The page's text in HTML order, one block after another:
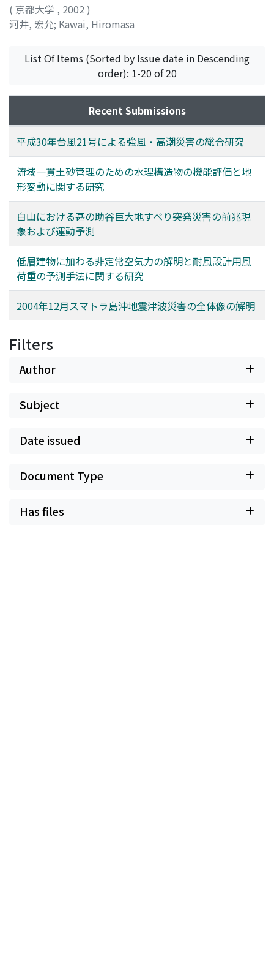
( 京都大学 , 2002 )
河井, 宏允; Kawai, Hiromasa
List Of Items (Sorted by Issue date in Descending
order): 1-20 of 20
Recent Submissions
平成30年台風21号による強風・高潮災害の総合研究
流域一貫土砂管理のための水理構造物の機能評価と地
形変動に関する研究
白山における甚の助谷巨大地すべり突発災害の前兆現
象および運動予測
低層建物に加わる非定常空気力の解明と耐風設計用風
荷重の予測手法に関する研究
2004年12月スマトラ島沖地震津波災害の全体像の解明
Filters
Author
Subject
Date issued
Document Type
Has files